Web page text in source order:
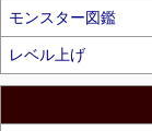
モンスター図鑑
レベル上げ